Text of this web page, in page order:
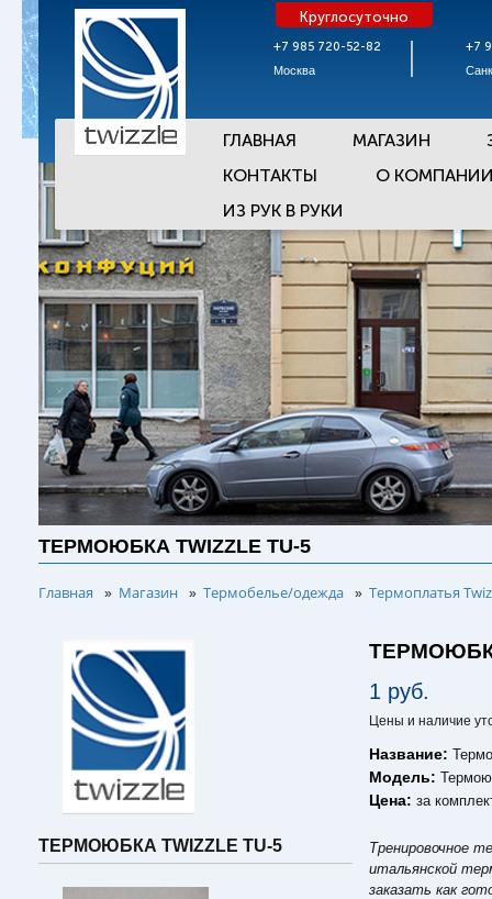
+7 985 720-52-82
Москва
Круглосуточно
+7
ГЛАВНАЯ МАГАЗИН
КОНТАКТЫ
О
ИЗ РУК В РУКИ
ТЕРМОЮБКА TWIZZLE TU-5
Главная » Магазин » Термобелье/одежда » Термоплатья
ТЕРМОЮБКА TWIZZLE TU-5
1 руб.
Цены и наличие
Название:
Модель:
Цена:за
Тренировочное
итальянской
заказать как